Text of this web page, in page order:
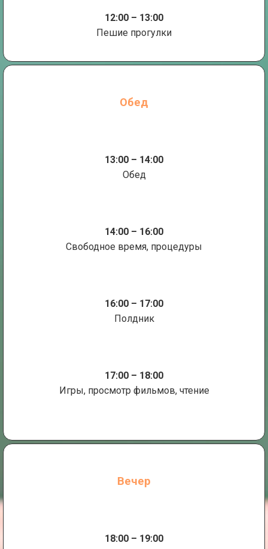
12:00 – 13:00
Пешие прогулки
Обед
13:00 – 14:00
Обед
14:00 – 16:00
Свободное время, процедуры
16:00 – 17:00
Полдник
17:00 – 18:00
Игры, просмотр фильмов, чтение
Вечер
18:00 – 19:00